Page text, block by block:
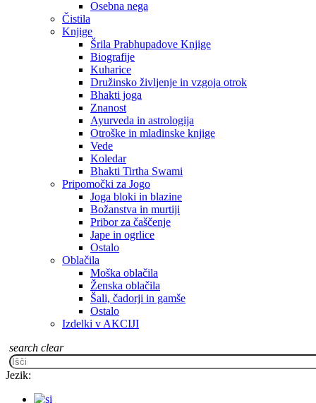
Osebna nega
Čistila
Knjige
Šrila Prabhupadove Knjige
Biografije
Kuharice
Družinsko življenje in vzgoja otrok
Bhakti joga
Znanost
Ayurveda in astrologija
Otroške in mladinske knjige
Vede
Koledar
Bhakti Tirtha Swami
Pripomočki za Jogo
Joga bloki in blazine
Božanstva in murtiji
Pribor za čaščenje
Jape in ogrlice
Ostalo
Oblačila
Moška oblačila
Ženska oblačila
Šali, čadorji in gamše
Ostalo
Izdelki v AKCIJI
search clear
Jezik: